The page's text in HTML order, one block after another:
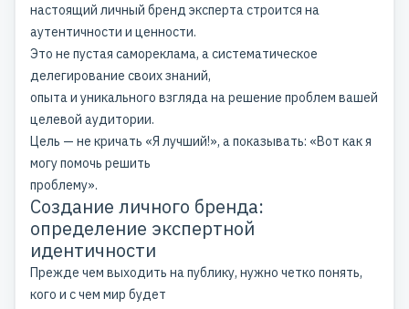
настоящий личный бренд эксперта строится на
аутентичности и ценности.
Это не пустая самореклама, а систематическое
делегирование своих знаний,
опыта и уникального взгляда на решение проблем вашей
целевой аудитории.
Цель — не кричать «Я лучший!», а показывать: «Вот как я
могу помочь решить
проблему».
Создание личного бренда:
определение экспертной
идентичности
Прежде чем выходить на публику, нужно четко понять,
кого и с чем мир будет